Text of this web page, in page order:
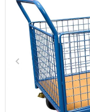
Précédent
keyboard_arrow_left